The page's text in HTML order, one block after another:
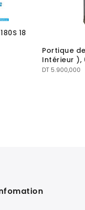
18
Portique
Intérieur ),
DT 5.900,000